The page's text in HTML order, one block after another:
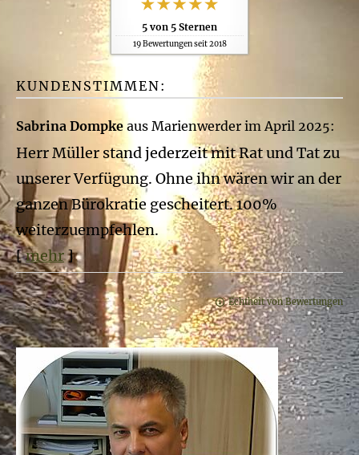
5 von 5 Sternen
19Bewertungen seit 2018
KUNDENSTIMMEN:
Sabrina Dompke aus Marienwerder im April 2025:
Herr Müller stand jederzeit mit Rat und Tat zu
unserer Verfügung. Ohne ihn wären wir an der
ganzen Bürokratie gescheitert. 100%
weiterzuempfehlen.
[mehr]
Echtheit von Bewertungen